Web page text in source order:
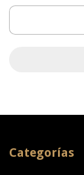
Categorías